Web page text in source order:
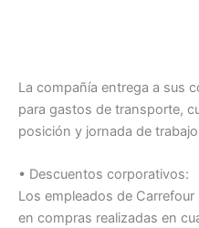
La compañía entrega a sus
para gastos de transporte,
posición y jornada de
• Descuentos corporativos:
Los empleados de
en compras realizadas en